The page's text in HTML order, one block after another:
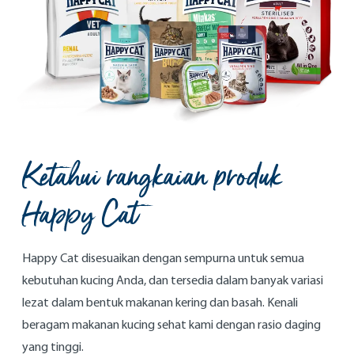
Ketahui rangkaian produk
Happy Cat
Happy Cat disesuaikan dengan sempurna untuk semua
kebutuhan kucing Anda, dan tersedia dalam banyak variasi
lezat dalam bentuk makanan kering dan basah. Kenali
beragam makanan kucing sehat kami dengan rasio daging
yang tinggi.